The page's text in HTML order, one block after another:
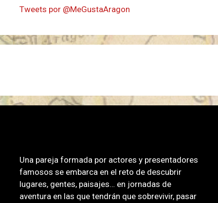
Tweets por @MeGustaAragon
Una pareja formada por actores y presentadores
famosos se embarca en el reto de descubrir
lugares, gentes, paisajes… en jornadas de
aventura en las que tendrán que sobrevivir, pasar